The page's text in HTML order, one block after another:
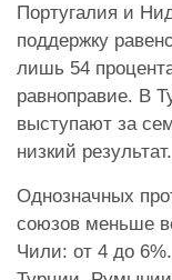
Португалия и
поддержку
лишь 54
равноправие. В
выступают за
низкий результат.
Однозначных
союзов меньше
Чили: от 4 до